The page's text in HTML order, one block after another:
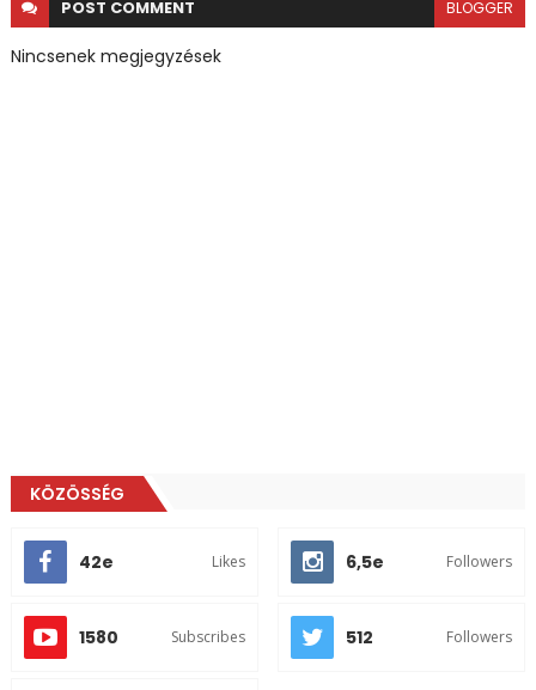
POST COMMENT BLOGGER
Nincsenek megjegyzések
KÖZÖSSÉG
42e Likes 6,5e Followers
1580 Subscribes 512 Followers